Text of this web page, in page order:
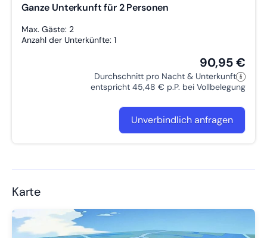
Ganze Unterkunft für 2 Personen
Max. Gäste: 2
Anzahl der Unterkünfte: 1
90,95 €
Durchschnitt pro Nacht & Unterkunft
entspricht 45,48 € p.P. bei Vollbelegung
Unverbindlich anfragen
Karte